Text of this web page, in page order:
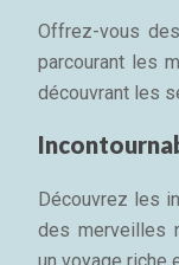
Offrez-vous
parcourant les
découvrant les
Découvrez les
des merveilles